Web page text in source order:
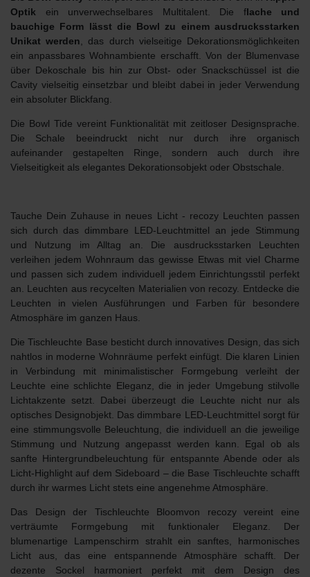
Optik ein unverwechselbares Multitalent. Die flache und
bauchige Form lässt die Bowl zu einem ausdrucksstarken
Unikat werden , das durch vielseitige Dekorationsmöglichkeiten
ein anpassbares Wohnambiente erschafft. Von der Blumenvase
über Dekoschale bis hin zur Obst- oder Snackschüssel ist die
Cavity vielseitig einsetzbar und bleibt dabei in jeder Verwendung
ein absoluter Blickfang.
Die Bowl Tide vereint Funktionalität mit zeitloser Designsprache.
Die Schale beeindruckt nicht nur durch ihre organisch
aufeinander gestapelten Ringe, sondern auch durch ihre
Vielseitigkeit als elegantes Dekorationsobjekt oder Obstschale.
Tauche Dein Zuhause in neues Licht - recozy Leuchten passen
sich durch das dimmbare LED-Leuchtmittel an jede Stimmung
und Nutzung im Alltag an. Die ausdrucksstarken Leuchten
verleihen jedem Wohnraum das gewisse Etwas mit viel Charme
und passen sich zudem individuell jedem Einrichtungsstil perfekt
an. Leuchten aus recycelten Materialien von recozy. Entdecke die
Leuchten in vielen Ausführungen und Farben für besondere
Atmosphäre im ganzen Haus.
DieTischleuchte Base besticht durch innovatives Design, das sich
nahtlos in moderne Wohnräume perfekt einfügt. Die klaren Linien
in Verbindung mit minimalistischer Formgebung verleiht der
Leuchte eine schlichte Eleganz, die in jeder Umgebung stilvolle
Lichtakzente setzt. Dabei überzeugt die Leuchte nicht nur als
optisches Designobjekt . Das dimmbare LED-Leuchtmittel sorgt für
eine stimmungsvolle Beleuchtung, die individuell an die jeweilige
Stimmung und Nutzung angepasst werden kann. Egal ob als
sanfte Hintergrundbeleuchtung für entspannte Abende oder als
Licht-Highlight auf dem Sideboard – die Base Tischleuchte schafft
durch ihr warmes Licht stets eine angenehme Atmosphäre.
Das Design der Tischleuchte Bloomvon recozy vereint eine
verträumte Formgebung mit funktionaler Eleganz. Der
blumenartige Lampenschirm strahlt ein sanftes, harmonisches
Licht aus, das eine entspannende Atmosphäre schafft. Der
dezente Sockel harmoniert perfekt mit dem Design des